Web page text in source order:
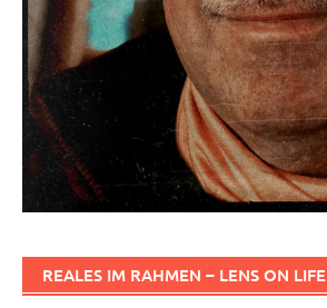
REALES IM RAHMEN – LENS ON LIFE